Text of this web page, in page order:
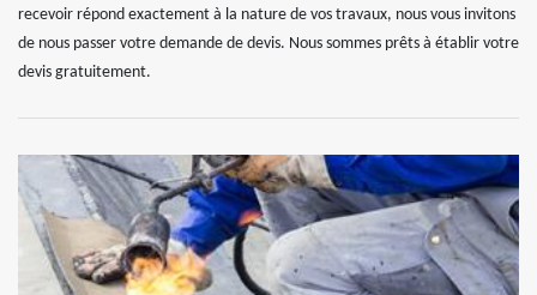
recevoir répond exactement à la nature de vos travaux, nous vous invitons
de nous passer votre demande de devis. Nous sommes prêts à établir votre
devis gratuitement.